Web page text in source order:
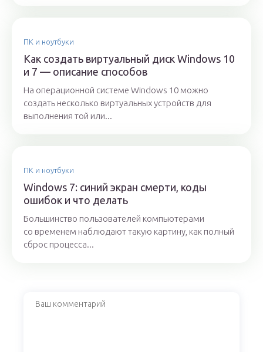
ПК и ноутбуки
Как создать виртуальный диск Windows 10
и 7 — описание способов
На операционной системе Windows 10 можно
создать несколько виртуальных устройств для
выполнения той или...
ПК и ноутбуки
Windows 7: синий экран смерти, коды
ошибок и что делать
Большинство пользователей компьютерами
со временем наблюдают такую картину, как полный
сброс процесса...